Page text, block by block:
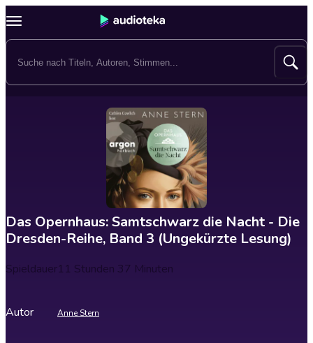
Das Opernhaus: Samtschwarz die Nacht - Die
Dresden-Reihe, Band 3 (Ungekürzte Lesung)
Spieldauer11 Stunden 37 Minuten
Autor Anne Stern